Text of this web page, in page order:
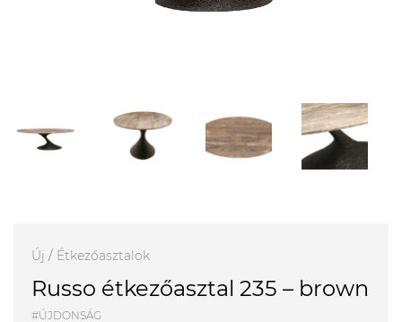
Új / Étkezőasztalok
Russo étkezőasztal 235 – brown
#ÚJDONSÁG